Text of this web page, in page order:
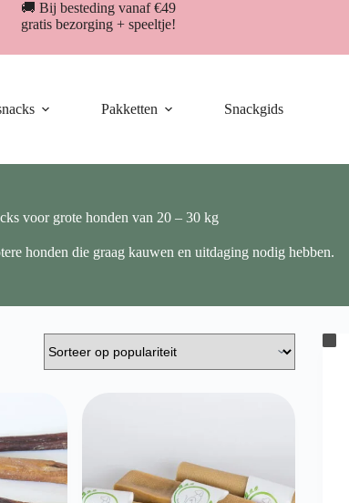
🚚 Bij besteding vanaf €49
gratis bezorging + speeltje!
Pakketten Snackgids
voor grote honden van 20 – 30 kg
honden die graag kauwen en uitdaging nodig hebben.